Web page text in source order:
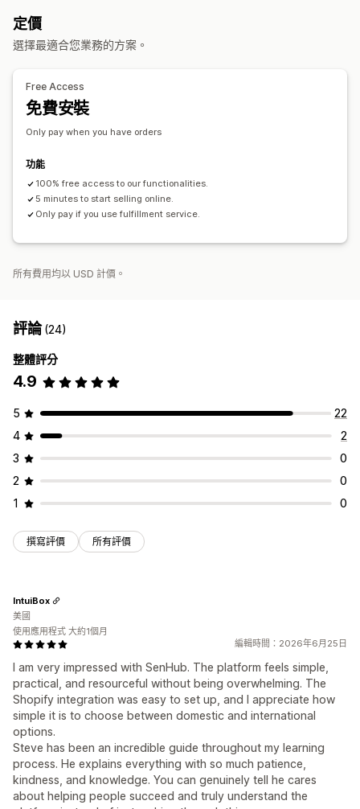
滿版印花
運送選項
定價
選擇最適合您業務的方案。
Free Access
免費安裝
Only pay when you have orders
功能
100% free access to our functionalities.
5 minutes to start selling online.
Only pay if you use fulfillment service.
所有費用均以 USD 計價。
評論(24)
整體評分
4.9
5
22
4
2
3
0
2
0
1
0
撰寫評價 所有評價
編輯時間：2026年6月25日
I am very impressed with SenHub. The platform feels simple,
practical, and resourceful without being overwhelming. The
Shopify integration was easy to set up, and I appreciate how
simple it is to choose between domestic and international
options.
Steve has been an incredible guide throughout my learning
process. He explains everything with so much patience,
kindness, and knowledge. You can genuinely tell he cares
about helping people succeed and truly understand the
IntuiBox
美國
使用應用程式 大約1個月